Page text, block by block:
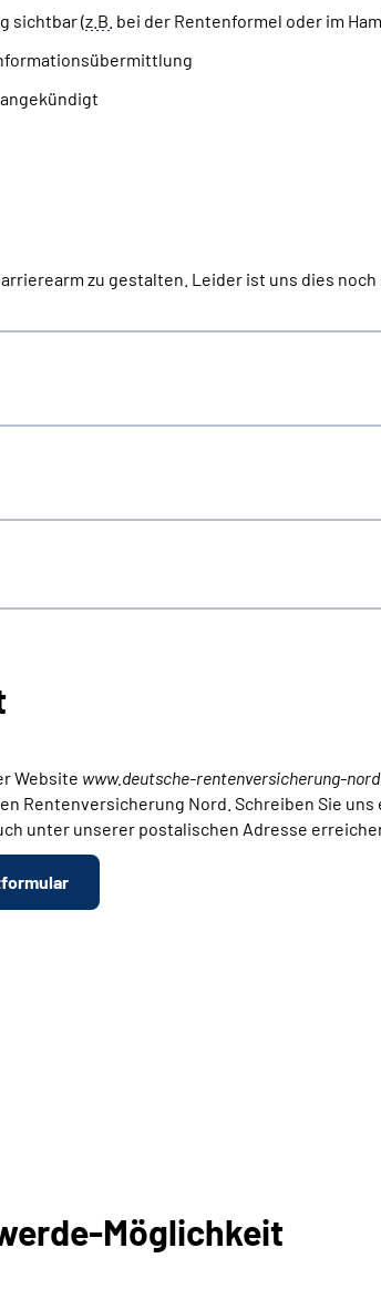
sichtbar (z.B. bei der Rentenformel oder im
zu gestalten. Leider ist uns dies
Website www.deutsche-rentenversicherung-
Nord. Schreiben Sie
unter unserer postalischen Adresse
Möglichkeit